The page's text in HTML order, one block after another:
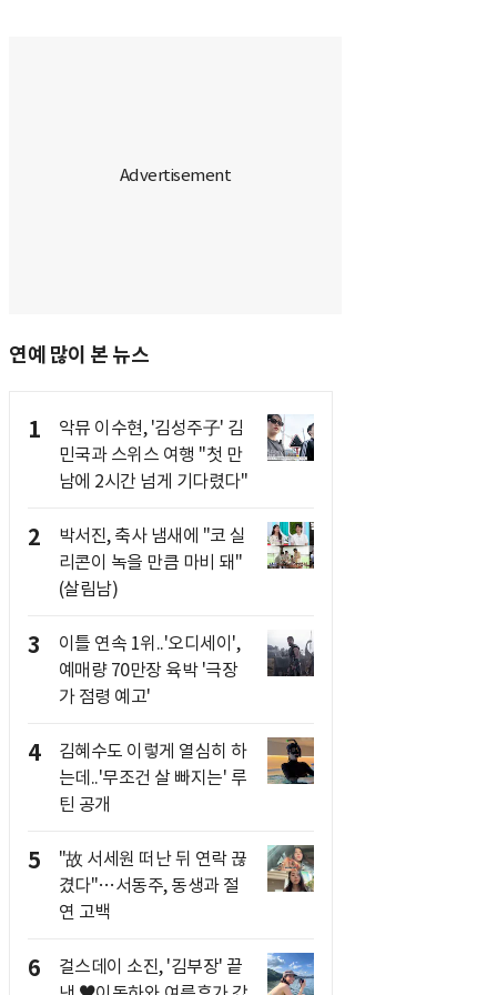
연예 많이 본 뉴스
1
악뮤 이수현, '김성주子' 김
민국과 스위스 여행 "첫 만
남에 2시간 넘게 기다렸다"
2
박서진, 축사 냄새에 "코 실
리콘이 녹을 만큼 마비 돼"
(살림남)
3
이틀 연속 1위..'오디세이',
예매량 70만장 육박 '극장
가 점령 예고'
4
김혜수도 이렇게 열심히 하
는데..'무조건 살 빠지는' 루
틴 공개
5
"故 서세원 떠난 뒤 연락 끊
겼다"…서동주, 동생과 절
연 고백
6
걸스데이 소진, '김부장' 끝